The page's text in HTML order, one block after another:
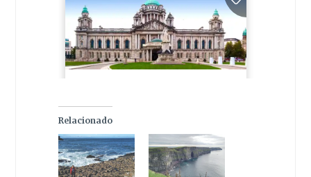
Relacionado